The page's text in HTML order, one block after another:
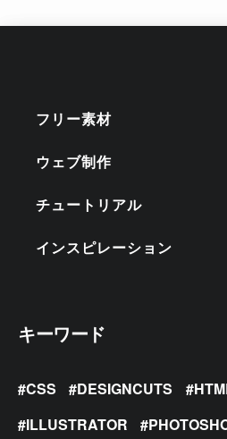
フリー素材
ウェブ制作
チュートリアル
インスピレーション
キーワード
CSS DESIGNCUTS
ILLUSTRATOR